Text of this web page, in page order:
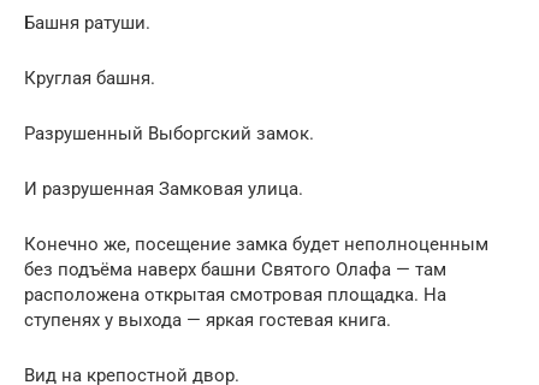
Башня ратуши.
Круглая башня.
Разрушенный Выборгский замок.
И разрушенная Замковая улица.
Конечно же, посещение замка будет неполноценным
без подъёма наверх башни Святого Олафа — там
расположена открытая смотровая площадка. На
ступенях у выхода — яркая гостевая книга.
Вид на крепостной двор.